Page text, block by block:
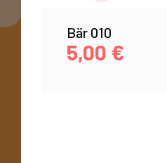
Bär 010
5,00 €